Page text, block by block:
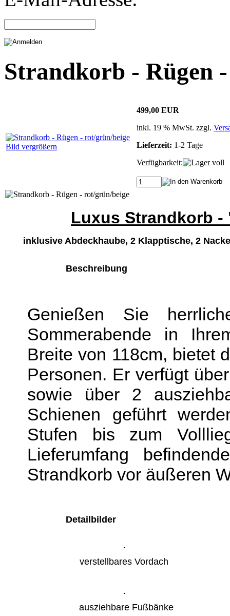
Strandkorb - Rügen
Bild vergrößern
499,00 EUR
inkl. 19 % MwSt. zzgl.
Lieferzeit: 1-2 Tage
Verfügbarkeit:
Luxus Strandkorb -
inklusive Abdeckhaube, 2 Klapptische, 2
Beschreibung
Genießen Sie
Sommerabende in
Breite von 118cm, bietet
Personen. Er verfügt
sowie über 2
Schienen geführt
Stufen bis zum
Lieferumfang
Strandkorb vor äußeren
Detailbilder
verstellbares Vordach
ausziehbare Fußbänke